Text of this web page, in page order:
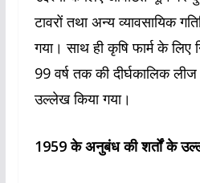
टावरों तथा अन्य व्यावसायिक
गया। साथ ही कृषि फार्म के लिए
99 वर्ष तक की दीर्घकालिक
उल्लेख किया गया।
1959 के अनुबंध की शर्तों के